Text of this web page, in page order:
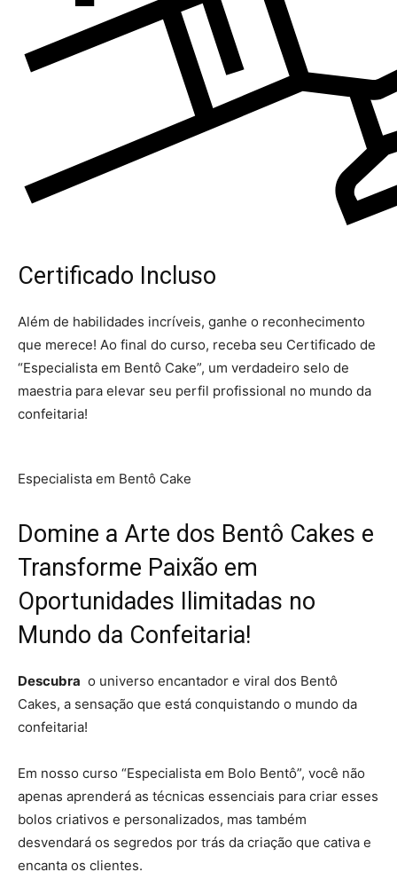
Certificado Incluso
Além de habilidades incríveis, ganhe o reconhecimento
que merece! Ao final do curso, receba seu Certificado de
“Especialista em Bentô Cake”, um verdadeiro selo de
maestria para elevar seu perfil profissional no mundo da
confeitaria!
Especialista em Bentô Cake
Domine a Arte dos Bentô Cakes e
Transforme Paixão em
Oportunidades Ilimitadas no
Mundo da Confeitaria!
Descubra o universo encantador e viral dos Bentô
Cakes, a sensação que está conquistando o mundo da
confeitaria!
Em nosso curso “Especialista em Bolo Bentô”, você não
apenas aprenderá as técnicas essenciais para criar esses
bolos criativos e personalizados, mas também
desvendará os segredos por trás da criação que cativa e
encanta os clientes.